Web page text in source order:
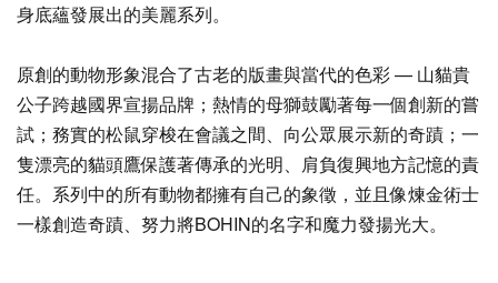
身底蘊發展出的美麗系列。
原創的動物形象混合了古老的版畫與當代的色彩 — 山貓貴
公子跨越國界宣揚品牌；熱情的母獅鼓勵著每一個創新的嘗
試；務實的松鼠穿梭在會議之間、向公眾展示新的奇蹟；一
隻漂亮的貓頭鷹保護著傳承的光明、肩負復興地方記憶的責
任。系列中的所有動物都擁有自己的象徵，並且像煉金術士
一樣創造奇蹟、努力將BOHIN的名字和魔力發揚光大。